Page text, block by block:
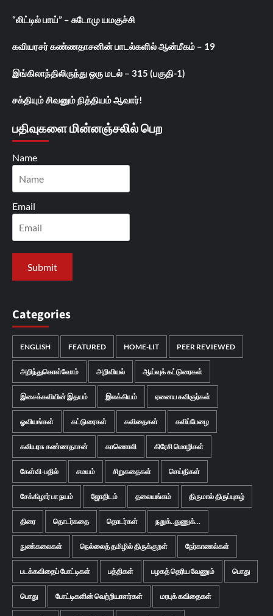
“லிட்டில் பாய்” – சுடோமு யமகுச்சி
கவியரசர் கண்ணதாசனின் பாடல்களில் ஆன்மீகம் – 19
இங்கிலாந்திலிருந்து ஒரு மடல் – 315 (பகுதி-1)
சக்தியும் சிவனும் நித்தியம் ஆவார்!
பதிவுகளை மின்னஞ்சலில் பெற
Name
Email
Categories
ENGLISH FEATURED HOME-LIT PEER REVIEWED
அறிந்துகொள்வோம் அறிவியல் ஆய்வுக் கட்டுரைகள்
இசைக்கவியின் இதயம் இலக்கியம் ஏனைய கவிஞர்கள்
ஓவியங்கள் கட்டுரைகள் கவிதைகள் கவிப்பேழை
கவியரசு கண்ணதாசன் காணொலி கிரேசி மொழிகள்
கேள்வி-பதில் சமயம் சிறுகதைகள் செய்திகள்
சேக்கிழார் பா நயம் ஜோதிடம் தலையங்கம் திருமால் திருப்புகழ்
திரை தொடர்கதை தொடர்கள் நறுக்..துணுக்...
நுண்கலைகள் நெல்லைத் தமிழில் திருக்குறள் நேர்காணல்கள்
படக்கவிதைப் போட்டிகள் பத்திகள் பழகத் தெரிய வேணும் பொது
பொது போட்டிகளின் வெற்றியாளர்கள் மரபுக் கவிதைகள்